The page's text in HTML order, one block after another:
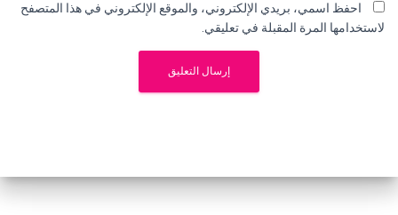
احفظ اسمي، بريدي الإلكتروني، والموقع الإلكتروني في هذا المتصفح
لاستخدامها المرة المقبلة في تعليقي.